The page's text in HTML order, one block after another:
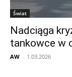
Świat
Nadciąga
tankowce w
AW - 1.03.2026